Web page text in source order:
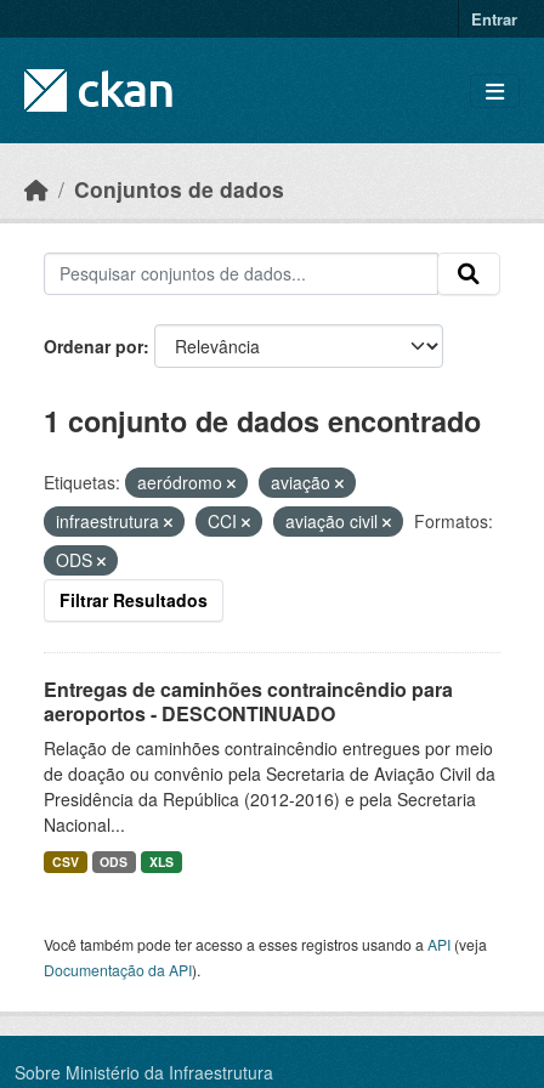
Entrar
Conjuntos de dados
Ordenar por
1 conjunto de dados encontrado
Etiquetas: aeródromo
aviação
infraestrutura
CCI aviação civil
Formatos:
ODS
Filtrar Resultados
Entregas de caminhões contraincêndio para
aeroportos - DESCONTINUADO
Relação de caminhões contraincêndio entregues por meio
de doação ou convênio pela Secretaria de Aviação Civil da
Presidência da República (2012-2016) e pela Secretaria
Nacional...
CSV ODS XLS
Você também pode ter acesso a esses registros usando a API (veja
Documentação da API).
Sobre Ministério da Infraestrutura